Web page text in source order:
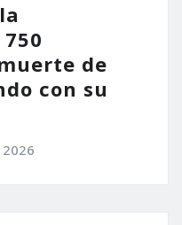
de
con su
2026